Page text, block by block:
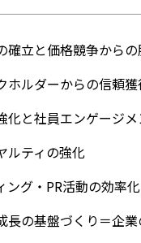
確立と価格競争からの
ホルダーからの信頼獲
化と社員エンゲージ
ルティの強化
ング・PR活動の効率化
長の基盤づくり＝企